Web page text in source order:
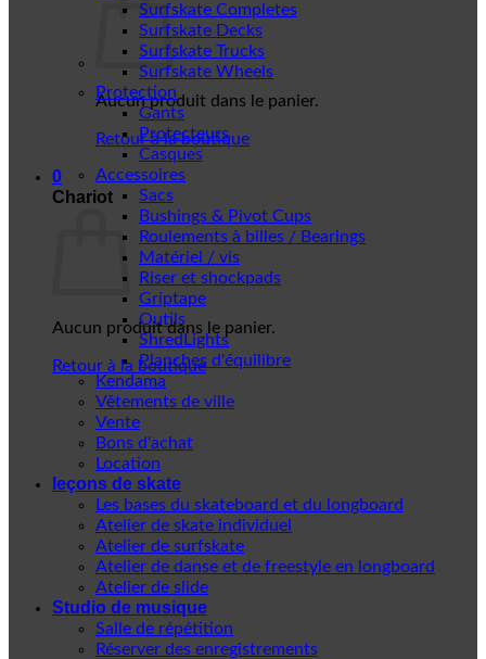
Aucun produit dans le panier.
Retour à la boutique
0
Chariot
Aucun produit dans le panier.
Retour à la boutique
Surfskate Completes
Surfskate Decks
Surfskate Trucks
Surfskate Wheels
Protection
Gants
Protecteurs
Casques
Accessoires
Sacs
Bushings & Pivot Cups
Roulements à billes / Bearings
Matériel / vis
Riser et shockpads
Griptape
Outils
ShredLights
Planches d'équilibre
Kendama
Vêtements de ville
Vente
Bons d'achat
Location
leçons de skate
Les bases du skateboard et du longboard
Atelier de skate individuel
Atelier de surfskate
Atelier de danse et de freestyle en longboard
Atelier de slide
Studio de musique
Salle de répétition
Réserver des enregistrements